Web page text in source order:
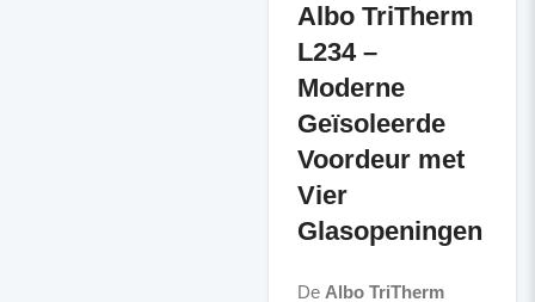
Albo TriTherm
L234 –
Moderne
Geïsoleerde
Voordeur met
Vier
Glasopeningen
De Albo TriTherm